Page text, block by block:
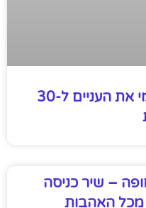
למה ברכת כלה? תעצמי את העניים ל-30
כניסה